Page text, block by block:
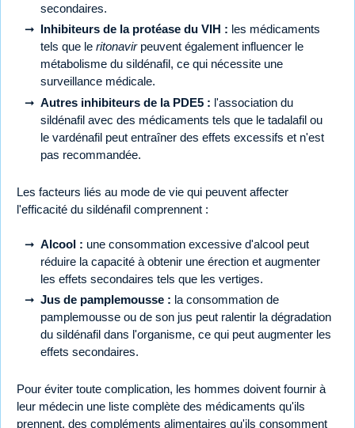
secondaires.
Inhibiteurs de la protéase du VIH : les médicaments
tels que le ritonavirpeuvent également influencer le
métabolisme du sildénafil, ce qui nécessite une
surveillance médicale.
Autres inhibiteurs de la PDE5 : l'association du
sildénafil avec des médicaments tels que le tadalafil ou
le vardénafil peut entraîner des effets excessifs et n'est
pas recommandée.
Les facteurs liés au mode de vie qui peuvent affecter
l'efficacité du sildénafil comprennent :
Alcool : une consommation excessive d'alcool peut
réduire la capacité à obtenir une érection et augmenter
les effets secondaires tels que les vertiges.
Jus de pamplemousse : la consommation de
pamplemousse ou de son jus peut ralentir la dégradation
du sildénafil dans l'organisme, ce qui peut augmenter les
effets secondaires.
Pour éviter toute complication, les hommes doivent fournir à
leur médecin une liste complète des médicaments qu'ils
prennent, des compléments alimentaires qu'ils consomment